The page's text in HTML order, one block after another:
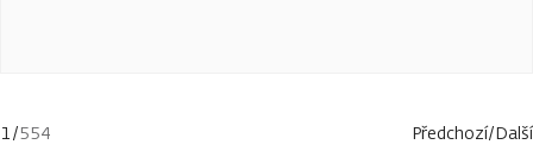
1/554 Předchozí/Další